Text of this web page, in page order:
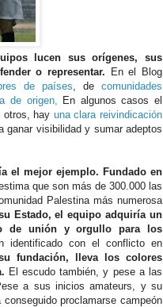
lucen sus orígenes, sus
o representar. En el Blog
de países , decomunidades
de origen,
En algunos casos el
otros, hay una clara reivindicación
ganar visibilidad y sumar adeptos
el mejor ejemplo. Fundado en
que son más de 300.000 las
Palestina más numerosa
Estado, el equipo adquiría un
de unión y orgullo para los
identificado con el conflicto en
fundación, lleva los colores
El escudo también, y pese a las
a sus inicios amateurs, y su
proclamarse campeón